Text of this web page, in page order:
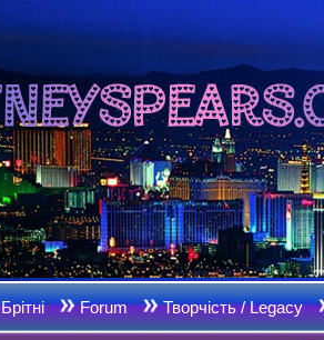
Брітні Forum Творчість / Legacy